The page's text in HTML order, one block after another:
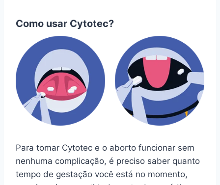
Como usar Cytotec?
Para tomar Cytotec e o aborto funcionar sem
nenhuma complicação, é preciso saber quanto
tempo de gestação você está no momento,